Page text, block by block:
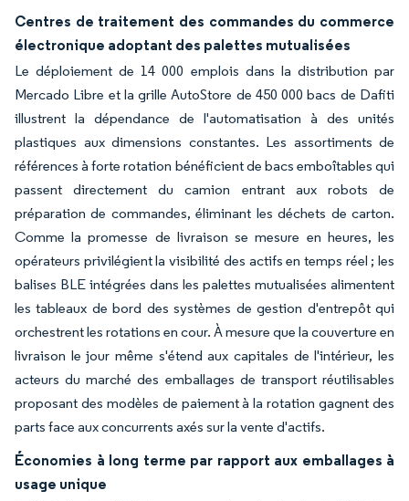
Centres de traitement des commandes du commerce
électronique adoptant des palettes mutualisées
Le déploiement de 14 000 emplois dans la distribution par
Mercado Libre et la grille AutoStore de 450 000 bacs de Dafiti
illustrent la dépendance de l'automatisation à des unités
plastiques aux dimensions constantes. Les assortiments de
références à forte rotation bénéficient de bacs emboîtables qui
passent directement du camion entrant aux robots de
préparation de commandes, éliminant les déchets de carton.
Comme la promesse de livraison se mesure en heures, les
opérateurs privilégient la visibilité des actifs en temps réel ; les
balises BLE intégrées dans les palettes mutualisées alimentent
les tableaux de bord des systèmes de gestion d'entrepôt qui
orchestrent les rotations en cour. À mesure que la couverture en
livraison le jour même s'étend aux capitales de l'intérieur, les
acteurs du marché des emballages de transport réutilisables
proposant des modèles de paiement à la rotation gagnent des
parts face aux concurrents axés sur la vente d'actifs.
Économies à long terme par rapport aux emballages à
usage unique